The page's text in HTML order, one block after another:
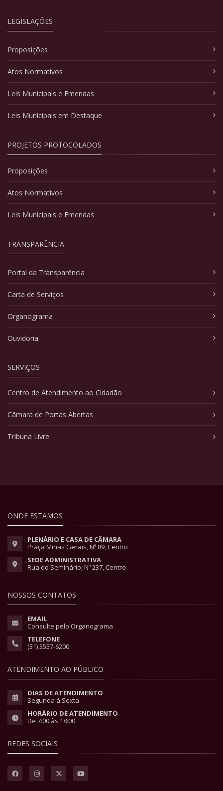
LEGISLAÇÕES
Proposições
Atos Normativos
Leis Municipais e Emendas
Leis Municipais em Destaque
PROJETOS PROTOCOLADOS
Proposições
Atos Normativos
Leis Municipais e Emendas
TRANSPARÊNCIA
Portal da Transparência
Carta de Serviços
Organograma
Ouvidoria
SERVIÇOS
Centro de Atendimento ao Cidadão
Câmara de Portas Abertas
Tribuna Livre
ONDE ESTAMOS
PLENÁRIO E CASA DE CÂMARA
Praça Minas Gerais, Nº 89, Centro
SEDE ADMINISTRATIVA
Rua do Seminário, Nº 237, Centro
NOSSOS CONTATOS
EMAIL
Consulte pelo Organograma
TELEFONE
(31) 3557-6200
ATENDIMENTO AO PÚBLICO
DIAS DE ATENDIMENTO
Segunda à Sexta
HORÁRIO DE ATENDIMENTO
De 7:00 às 18:00
REDES SOCIAIS